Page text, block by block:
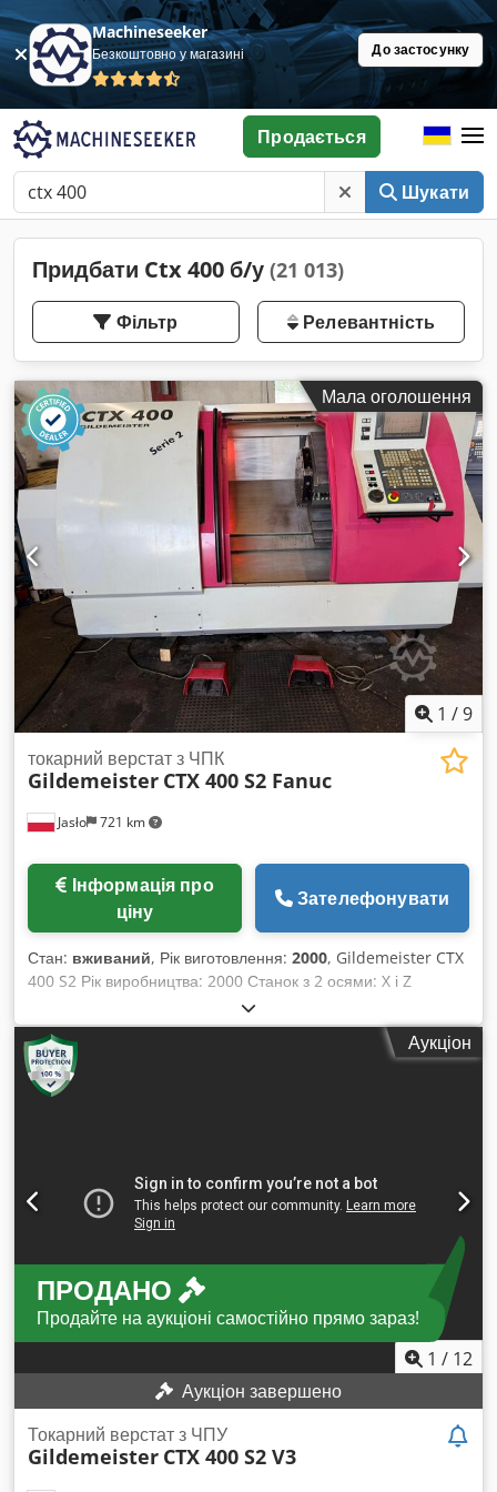
Machineseeker
Безкоштовно у магазині До застосунку
Шукати
Продається
Придбати Ctx 400 б/у (21 013)
Фільтр Релевантність
Мала оголошення
1 /9
Jasło 721 km
токарний верстат з ЧПК
Gildemeister CTX 400 S2 Fanuc
ціну
Зателефонувати
Стан: вживаний, Рік виготовлення: 2000, Gildemeister CTX
400 S2 Рік виробництва: 2000 Станок з 2 осями: X і Z
Револьверна головка на 12 інструментів VDI30 Управління
Fanuc 21iT Задня бабка Вивантажувач стружки разом зі
станком Дуже добрий стан, станок зі школи Cjdpszgupkofx
Amvjrf Напрацювання під напругою: 14 000 годин
Аукціон
ПРОДАНО
Продайте на аукціоні самостійно прямо зараз!
1 / 12
Аукціон завершено
Токарний верстат з ЧПУ
Gildemeister CTX 400 S2 V3